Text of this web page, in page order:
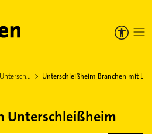
Unterschleißheim Unterschleißheim Branchen mit L
Unterschleißheim